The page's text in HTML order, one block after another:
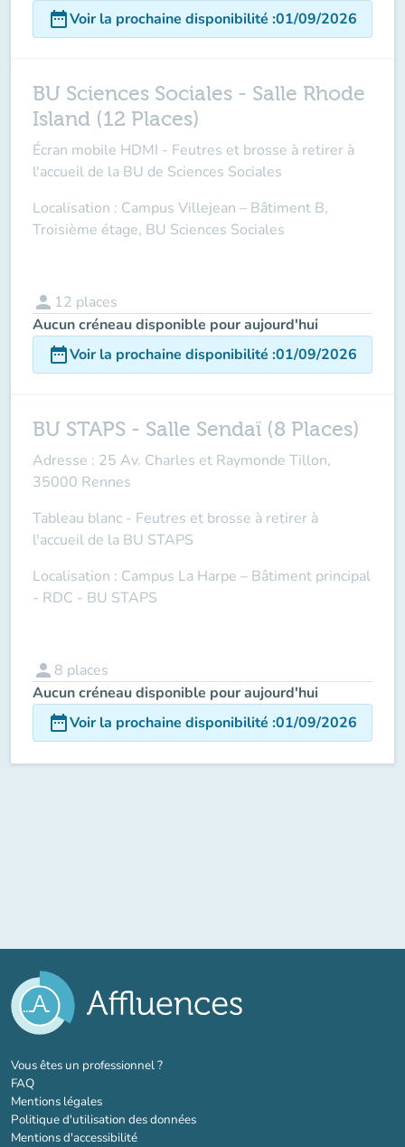
date_rangeVoir la prochaine disponibilité :01/09/2026
BU Sciences Sociales - Salle Rhode
Island (12 Places)
Écran mobile HDMI - Feutres et brosse à retirer à
l'accueil de la BU de Sciences Sociales
Localisation : Campus Villejean – Bâtiment B,
Troisième étage, BU Sciences Sociales
person 12 places
Aucun créneau disponible pour aujourd'hui
date_rangeVoir la prochaine disponibilité :01/09/2026
BU STAPS - Salle Sendaï (8 Places)
Adresse : 25 Av. Charles et Raymonde Tillon,
35000 Rennes
Tableau blanc - Feutres et brosse à retirer à
l'accueil de la BU STAPS
Localisation : Campus La Harpe – Bâtiment principal
- RDC - BU STAPS
person 8 places
Aucun créneau disponible pour aujourd'hui
date_rangeVoir la prochaine disponibilité :01/09/2026
Vous êtes un professionnel ?(nouvel onglet)
FAQ
Mentions légales
Politique d'utilisation des données
Mentions d'accessibilité